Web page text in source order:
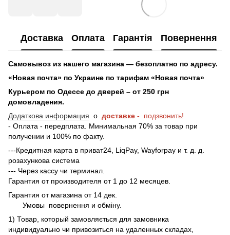
Доставка Оплата Гарантія Повернення
Самовывоз из нашего магазина — безоплатно по адресу.
«Новая почта» по Украине по тарифам «Новая почта»
Курьером по Одессе до дверей – от 250 грн
домовладения.
Додаткова информация о доставке - подзвонить!
- Оплата - передплата. Минимальная 70% за товар при
получении и 100% по факту.
---Кредитная карта в приват24, LiqPay, Wayforpay и т. д. д.
розахункова система
--- Через кассу чи терминал.
Гарантия от производителя от 1 до 12 месяцев.
Гарантия от магазина от 14 дек.
Умовы повернення и обміну.
1) Товар, который замовляється для замовника
индивидуально чи привозиться на удаленных складах,